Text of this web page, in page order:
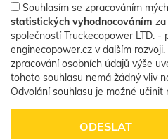
Souhlasím se zpracováním
statistických vyhodnocováním za
společností Truckecopower LTD. -
enginecopower.cz v dalším
zpracování osobních údajů výše
tohoto souhlasu nemá žádný vliv
Odvolání souhlasu je možné